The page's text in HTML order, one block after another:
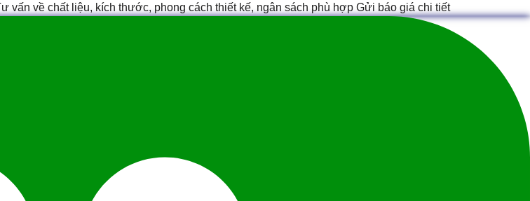
vấn về chất liệu, kích thước, phong cách thiết kế, ngân sách phù hợp Gửi báo giá chi tiết